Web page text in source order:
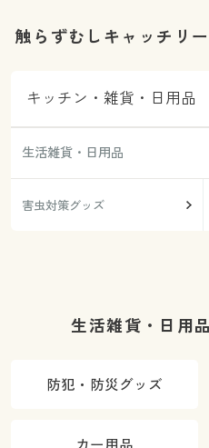
触らずむしキャッチリ
キッチン・雑貨・日用品
生活雑貨・日用品
害虫対策グッズ
生活雑貨・日用
防犯・防災グッズ